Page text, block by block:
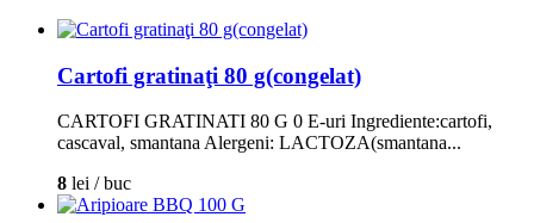
Cartofi gratinaţi 80 g(congelat)
CARTOFI GRATINATI 80 G 0 E-uri Ingrediente:cartofi,
cascaval, smantana Alergeni: LACTOZA(smantana...
8 lei / buc